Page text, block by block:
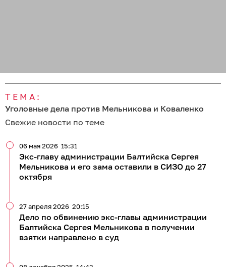
ТЕМА:
Уголовные дела против Мельникова и Коваленко
Свежие новости по теме
Экс-главу администрации Балтийска Сергея
Мельникова и его зама оставили в СИЗО до 27
октября
06 мая 2026 15:31
Дело по обвинению экс-главы администрации
Балтийска Сергея Мельникова в получении
взятки направлено в суд
27 апреля 2026 20:15